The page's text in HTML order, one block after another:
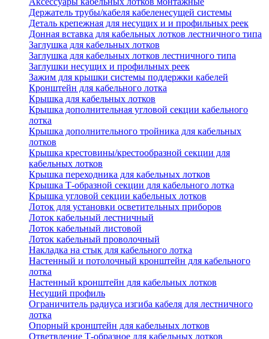
Держатель трубы/кабеля кабеленесущей системы
Деталь крепежная для несущих и и профильных реек
Донная вставка для кабельных лотков лестничного типа
Заглушка для кабельных лотков
Заглушка для кабельных лотков лестничного типа
Заглушки несущих и профильных реек
Зажим для крышки системы поддержки кабелей
Кронштейн для кабельного лотка
Крышка для кабельных лотков
Крышка дополнительная угловой секции кабельного
лотка
Крышка дополнительного тройника для кабельных
лотков
Крышка крестовины/крестообразной секции для
кабельных лотков
Крышка переходника для кабельных лотков
Крышка Т-образной секции для кабельного лотка
Крышка угловой секции кабельных лотков
Лоток для установки осветительных приборов
Лоток кабельный лестничный
Лоток кабельный листовой
Лоток кабельный проволочный
Накладка на стык для кабельного лотка
Настенный и потолочный кронштейн для кабельного
лотка
Настенный кронштейн для кабельных лотков
Несущий профиль
Ограничитель радиуса изгиба кабеля для лестничного
лотка
Опорный кронштейн для кабельных лотков
Ответвление Т-образное для кабельных лотков